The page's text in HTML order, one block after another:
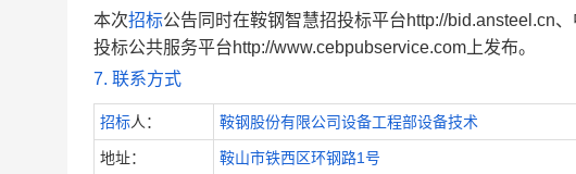
本次招标公告同时在鞍钢智慧招投标平台http://bid.ansteel.cn
投标公共服务平台http://www.cebpubservice.com上发布。
7. 联系方式
招标人： 鞍钢股份有限公司设备工程部设备技术
地址： 鞍山市铁西区环钢路1号